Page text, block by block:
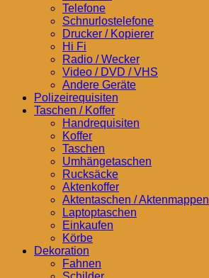
Telefone
Schnurlostelefone
Drucker / Kopierer
Hi Fi
Radio / Wecker
Video / DVD / VHS
Andere Geräte
Polizeirequisiten
Taschen / Koffer
Handrequisiten
Koffer
Taschen
Umhängetaschen
Rucksäcke
Aktenkoffer
Aktentaschen / Aktenmappen
Laptoptaschen
Einkaufen
Körbe
Dekoration
Fahnen